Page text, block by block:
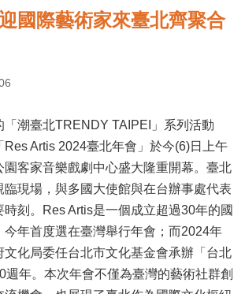
國際藝術家來臺北齊聚合
「潮臺北TRENDY TAIPEI」系列活動
Res Artis 2024臺北年會」於今(6)日上午
園客家音樂戲劇中心盛大隆重開幕。臺北
臨現場，與多國大使館與在台辦事處代表
刻。Res Artis是一個成立超過30年的國
今年首度選在臺灣舉行年會；而2024年
文化局委任台北市文化基金會承辦「台北
週年。本次年會不僅為臺灣的藝術社群創